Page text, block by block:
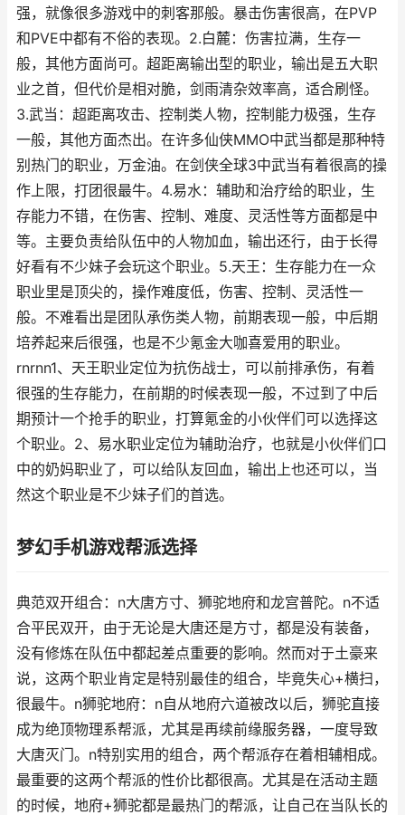
强，就像很多游戏中的刺客那般。暴击伤害很高，在PVP
和PVE中都有不俗的表现。2.白麓：伤害拉满，生存一
般，其他方面尚可。超距离输出型的职业，输出是五大职
业之首，但代价是相对脆，剑雨清杂效率高，适合刷怪。
3.武当：超距离攻击、控制类人物，控制能力极强，生存
一般，其他方面杰出。在许多仙侠MMO中武当都是那种特
别热门的职业，万金油。在剑侠全球3中武当有着很高的操
作上限，打团很最牛。4.易水：辅助和治疗给的职业，生
存能力不错，在伤害、控制、难度、灵活性等方面都是中
等。主要负责给队伍中的人物加血，输出还行，由于长得
好看有不少妹子会玩这个职业。5.天王：生存能力在一众
职业里是顶尖的，操作难度低，伤害、控制、灵活性一
般。不难看出是团队承伤类人物，前期表现一般，中后期
培养起来后很强，也是不少氪金大咖喜爱用的职业。
rnrnn1、天王职业定位为抗伤战士，可以前排承伤，有着
很强的生存能力，在前期的时候表现一般，不过到了中后
期预计一个抢手的职业，打算氪金的小伙伴们可以选择这
个职业。2、易水职业定位为辅助治疗，也就是小伙伴们口
中的奶妈职业了，可以给队友回血，输出上也还可以，当
然这个职业是不少妹子们的首选。
梦幻手机游戏帮派选择
典范双开组合：n大唐方寸、狮驼地府和龙宫普陀。n不适
合平民双开，由于无论是大唐还是方寸，都是没有装备，
没有修炼在队伍中都起差点重要的影响。然而对于土豪来
说，这两个职业肯定是特别最佳的组合，毕竟失心+横扫，
很最牛。n狮驼地府：n自从地府六道被改以后，狮驼直接
成为绝顶物理系帮派，尤其是再续前缘服务器，一度导致
大唐灭门。n特别实用的组合，两个帮派存在着相辅相成。
最重要的这两个帮派的性价比都很高。尤其是在活动主题
的时候，地府+狮驼都是最热门的帮派，让自己在当队长的